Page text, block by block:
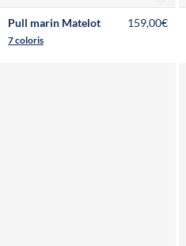
Pull marin Matelot
7 coloris
159,00€